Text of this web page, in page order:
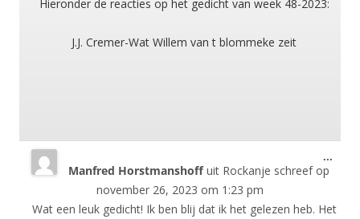
Hieronder de reacties op het gedicht van week 48-2023:
J.J. Cremer-Wat Willem van t blommeke zeit
Manfred Horstmanshoffuit Rockanje schreef op
november 26, 2023 om 1:23 pm
Wat een leuk gedicht! Ik ben blij dat ik het gelezen heb. Het
...